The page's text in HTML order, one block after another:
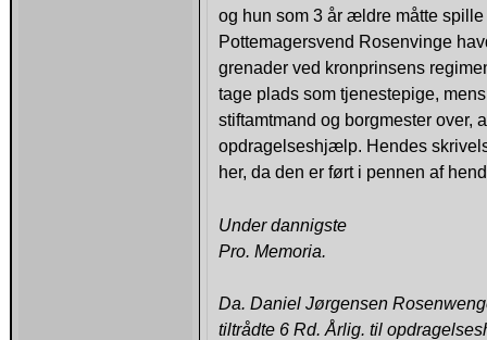
og hun som 3 år ældre måtte
Pottemagersvend Rosenvinge
grenader ved kronprinsens
tage plads som tjenestepige,
stiftamtmand og borgmester over,
opdragelseshjælp. Hendes
her, da den er ført i pennen af
Under dannigste
Pro. Memoria.
Da. Daniel Jørgensen
tiltrådte 6 Rd. Årlig. til